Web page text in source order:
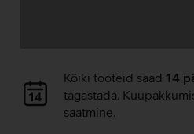
Andmete
laadimine
Kõiki tooteid saad 14
tagastada.
saatmine.